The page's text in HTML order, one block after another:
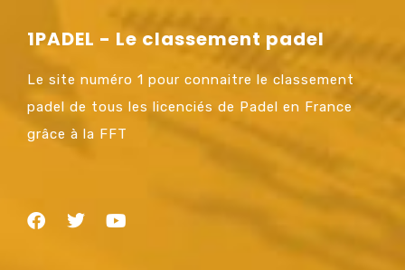
1PADEL - Le classement padel
Le site numéro 1 pour connaitre le classement
padel de tous les licenciés de Padel en France
grâce à la FFT